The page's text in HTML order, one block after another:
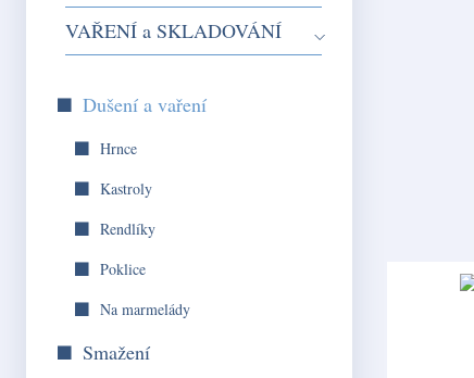
VAŘENÍ a SKLADOVÁNÍ
Dušení a vaření
Hrnce
Kastroly
Rendlíky
Poklice
Na marmelády
Smažení